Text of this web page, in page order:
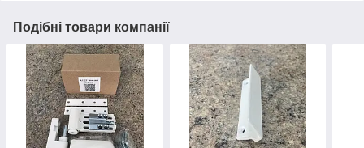
Подібні товари компанії